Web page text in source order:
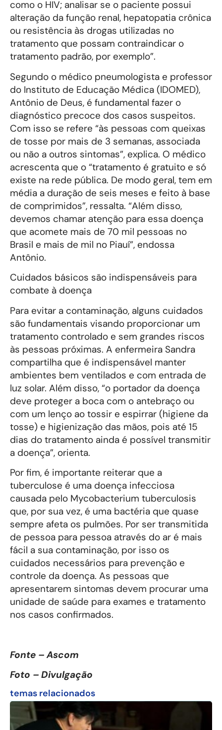
como o HIV; analisar se o paciente possui
alteração da função renal, hepatopatia crônica
ou resistência às drogas utilizadas no
tratamento que possam contraindicar o
tratamento padrão, por exemplo”.
Segundo o médico pneumologista e professor
do Instituto de Educação Médica (IDOMED),
Antônio de Deus, é fundamental fazer o
diagnóstico precoce dos casos suspeitos.
Com isso se refere “às pessoas com queixas
de tosse por mais de 3 semanas, associada
ou não a outros sintomas”, explica. O médico
acrescenta que o “tratamento é gratuito e só
existe na rede pública. De modo geral, tem em
média a duração de seis meses e feito à base
de comprimidos”, ressalta. “Além disso,
devemos chamar atenção para essa doença
que acomete mais de 70 mil pessoas no
Brasil e mais de mil no Piauí”, endossa
Antônio.
Cuidados básicos são indispensáveis para
combate à doença
Para evitar a contaminação, alguns cuidados
são fundamentais visando proporcionar um
tratamento controlado e sem grandes riscos
às pessoas próximas. A enfermeira Sandra
compartilha que é indispensável manter
ambientes bem ventilados e com entrada de
luz solar. Além disso, “o portador da doença
deve proteger a boca com o antebraço ou
com um lenço ao tossir e espirrar (higiene da
tosse) e higienização das mãos, pois até 15
dias do tratamento ainda é possível transmitir
a doença”, orienta.
Por fim, é importante reiterar que a
tuberculose é uma doença infecciosa
causada pelo Mycobacterium tuberculosis
que, por sua vez, é uma bactéria que quase
sempre afeta os pulmões. Por ser transmitida
de pessoa para pessoa através do ar é mais
fácil a sua contaminação, por isso os
cuidados necessários para prevenção e
controle da doença. As pessoas que
apresentarem sintomas devem procurar uma
unidade de saúde para exames e tratamento
nos casos confirmados.
Fonte – Ascom
Foto – Divulgação
temas relacionados